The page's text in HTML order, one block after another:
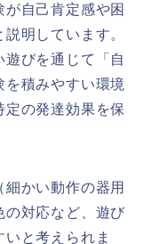
自己肯定感や困
明しています。
びを通じて「自
積みやすい環境
の発達効果を保
かい動作の器用
の対応など、遊び
と考えられま